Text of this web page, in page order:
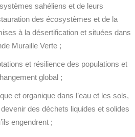
sahéliens et de leurs
des écosystèmes et de la
à la désertification et situées dans
Muraille Verte ;
et résilience des populations et
global ;
et organique dans l’eau et les sols,
des déchets liquides et solides
engendrent ;